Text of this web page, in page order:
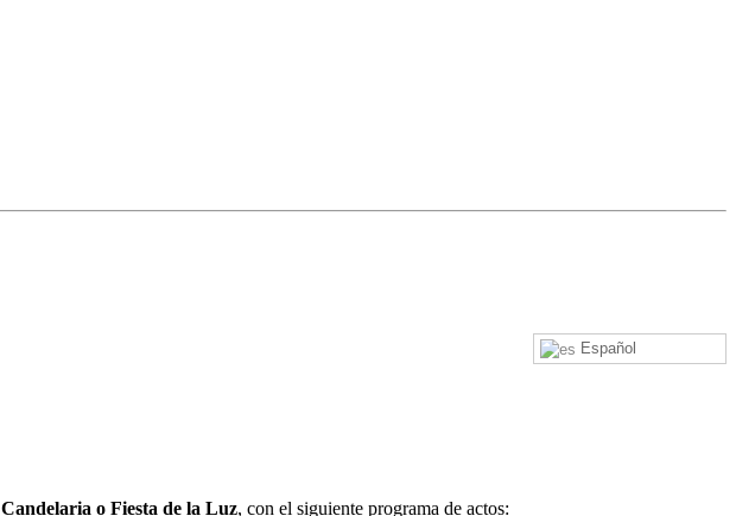
Español
Candelaria o Fiesta de la Luz, con el siguiente programa de actos: